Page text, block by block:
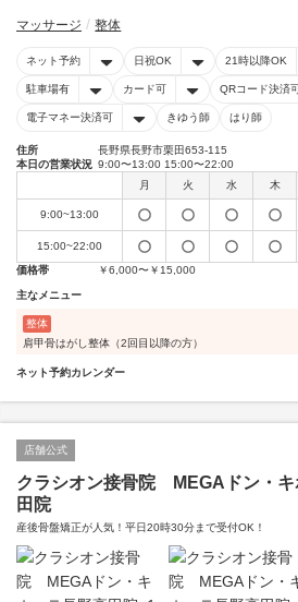
マッサージ 整体
ネット予約 日祝OK 21時以降OK
駐車場有 カード可 QRコード決済
電子マネー決済可 きゆう師 はり師
住所
長野県長野市栗田653-115
本日の営業状況 9:00〜13:00 15:00〜22:00
月
火 水 木
9:00~13:00
15:00~22:00
価格帯
￥6,000〜￥15,000
主なメニュー
整体
肩甲骨はがし整体（2回目以降の方）
ネット予約カレンダー
店舗公式
クラシオン接骨院 MEGAドン・キ
田院
産後骨盤矯正が人気！平日20時30分まで受付OK！